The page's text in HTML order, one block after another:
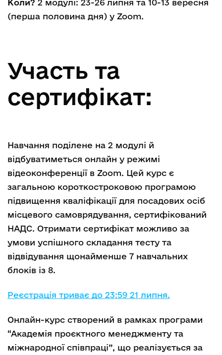
Коли? 2 модулі: 23-26 липня та 10-13 вересня
(перша половина дня) у Zoom.
Участь та
сертифікат:
Навчання поділене на 2 модулі й
відбуватиметься онлайн у режимі
відеоконференції в Zoom. Цей курс є
загальною короткостроковою програмою
підвищення кваліфікації для посадових осіб
місцевого самоврядування, сертифікований
НАДС. Отримати сертифікат можливо за
умови успішного складання тесту та
відвідування щонайменше 7 навчальних
блоків із 8.
Реєстрація триває до 23:59 21 липня.
Онлайн-курс створений в рамках програми
“Академія проєктного менеджменту та
міжнародної співпраці”, що реалізується за